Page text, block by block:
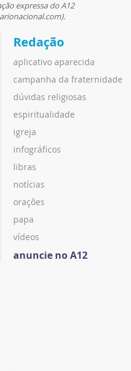
expressa do A12
Redação
aplicativo aparecida
campanha da fraternidade
dúvidas religiosas
espiritualidade
igreja
infográficos
libras
notícias
orações
papa
vídeos
anuncie no A12